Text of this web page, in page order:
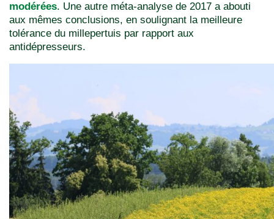
modérées. Une autre méta-analyse de 2017 a abouti
aux mêmes conclusions, en soulignant la meilleure
tolérance du millepertuis par rapport aux
antidépresseurs.